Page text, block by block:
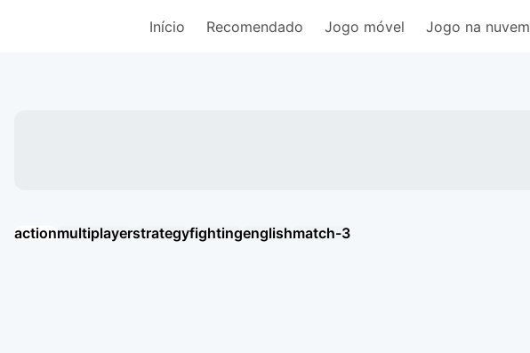
Início Recomendado Jogo móvel Jogo na nuvem
actionmultiplayerstrategyfightingenglishmatch-3
AION2
Хроники Хаоса: Альянс Героев
MU: ดาบแห่งโลหิต
戀與深空
오딘: 발할라 라이징
Eggy Party: Trendy Party Game